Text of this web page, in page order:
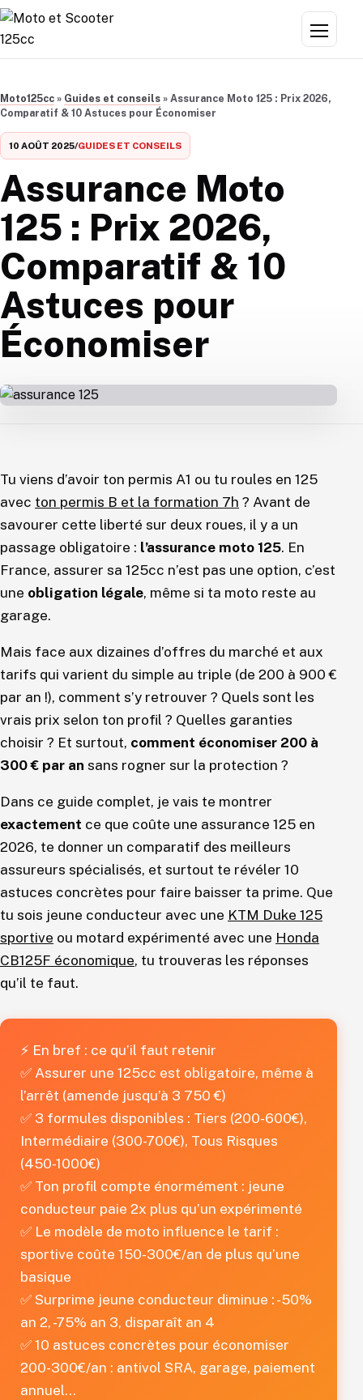
Aller au contenu
Menu
Moto125cc » Guides et conseils » Assurance Moto 125 : Prix 2026,
Comparatif & 10 Astuces pour Économiser
10 AOÛT 2025/GUIDES ET CONSEILS
Assurance Moto
125 : Prix 2026,
Comparatif & 10
Astuces pour
Économiser
Tu viens d’avoir ton permis A1 ou tu roules en 125
avec ton permis B et la formation 7h ? Avant de
savourer cette liberté sur deux roues, il y a un
passage obligatoire : l’assurance moto 125. En
France, assurer sa 125cc n’est pas une option, c’est
une obligation légale, même si ta moto reste au
garage.
Mais face aux dizaines d’offres du marché et aux
tarifs qui varient du simple au triple (de 200 à 900 €
par an !), comment s’y retrouver ? Quels sont les
vrais prix selon ton profil ? Quelles garanties
choisir ? Et surtout, comment économiser 200 à
300 € par an sans rogner sur la protection ?
Dans ce guide complet, je vais te montrer
exactement ce que coûte une assurance 125 en
2026, te donner un comparatif des meilleurs
assureurs spécialisés, et surtout te révéler 10
astuces concrètes pour faire baisser ta prime. Que
tu sois jeune conducteur avec une KTM Duke 125
sportive ou motard expérimenté avec une Honda
CB125F économique, tu trouveras les réponses
qu’il te faut.
⚡ En bref : ce qu’il faut retenir
✅ Assurer une 125cc est obligatoire, même à
l’arrêt (amende jusqu’à 3 750 €)
✅ 3 formules disponibles : Tiers (200-600€),
Intermédiaire (300-700€), Tous Risques
(450-1000€)
✅ Ton profil compte énormément : jeune
conducteur paie 2x plus qu’un expérimenté
✅ Le modèle de moto influence le tarif :
sportive coûte 150-300€/an de plus qu’une
basique
✅ Surprime jeune conducteur diminue : -50%
an 2, -75% an 3, disparaît an 4
✅ 10 astuces concrètes pour économiser
200-300€/an : antivol SRA, garage, paiement
annuel…